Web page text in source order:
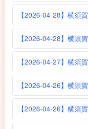
【2026-04-28】横須
【2026-04-28】横須
【2026-04-27】横須
【2026-04-26】横須
【2026-04-26】横須